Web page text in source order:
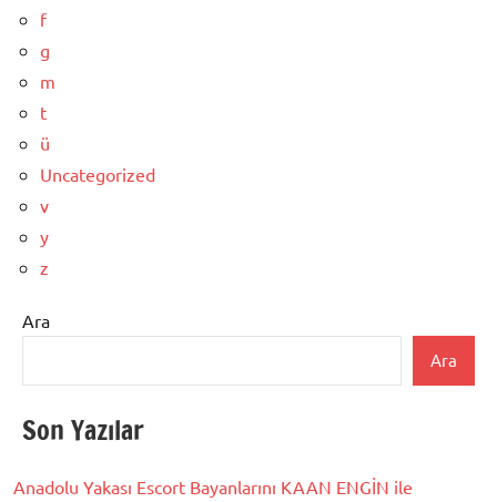
f
g
m
t
ü
Uncategorized
v
y
z
Ara
Ara
Son Yazılar
Anadolu Yakası Escort Bayanlarını KAAN ENGİN ile